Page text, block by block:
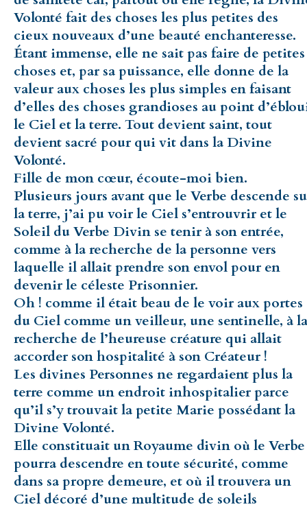
Volonté fait des choses les plus petites des
cieux nouveaux d’une beauté enchanteresse.
Étant immense, elle ne sait pas faire de petites
choses et, par sa puissance, elle donne de la
valeur aux choses les plus simples en faisant
d’elles des choses grandioses au point
le Ciel et la terre. Tout devient saint, tout
devient sacré pour qui vit dans la Divine
Volonté.
Fille de mon cœur, écoute-moi bien.
Plusieurs jours avant que le Verbe descende
la terre, j’ai pu voir le Ciel s’entrouvrir et le
Soleil du Verbe Divin se tenir à son entrée,
comme à la recherche de la personne vers
laquelle il allait prendre son envol pour en
devenir le céleste Prisonnier.
Oh ! comme il était beau de le voir aux portes
du Ciel comme un veilleur, une sentinelle, à la
recherche de l’heureuse créature qui allait
accorder son hospitalité à son Créateur !
Les divines Personnes ne regardaient plus la
terre comme un endroit inhospitalier parce
qu’il s’y trouvait la petite Marie possédant la
Divine Volonté.
Elle constituait un Royaume divin où le Verbe
pourra descendre en toute sécurité, comme
dans sa propre demeure, et où il trouvera un
Ciel décoré d’une multitude de soleils